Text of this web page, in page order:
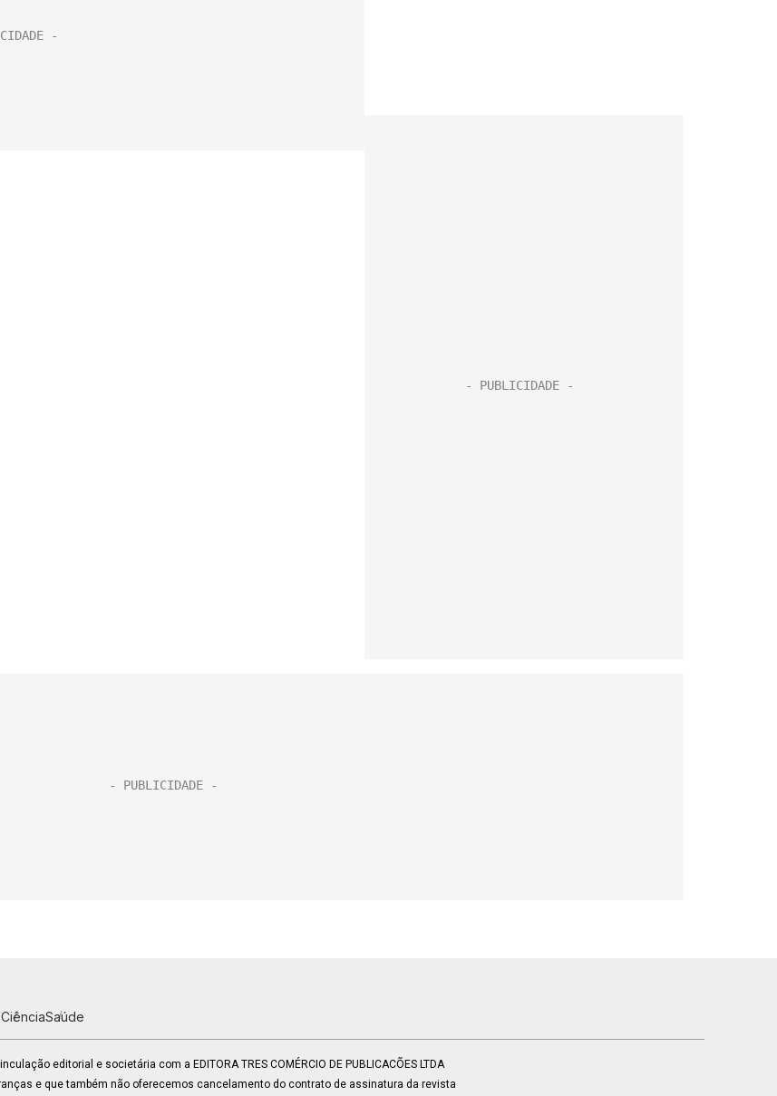
CiênciaSaúde
editorial e societária com a EDITORA TRES COMÉRCIO DE PUBLICACÕES LTDA
e que também não oferecemos cancelamento do contrato de assinatura da revista